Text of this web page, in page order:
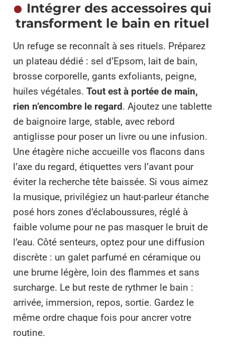
Intégrer des accessoires qui
transforment le bain en rituel
Un refuge se reconnaît à ses rituels. Préparez
un plateau dédié : sel d’Epsom, lait de bain,
brosse corporelle, gants exfoliants, peigne,
huiles végétales. Tout est à portée de main,
rien n’encombre le regard. Ajoutez une tablette
de baignoire large, stable, avec rebord
antiglisse pour poser un livre ou une infusion.
Une étagère niche accueille vos flacons dans
l’axe du regard, étiquettes vers l’avant pour
éviter la recherche tête baissée. Si vous aimez
la musique, privilégiez un haut-parleur étanche
posé hors zones d’éclaboussures, réglé à
faible volume pour ne pas masquer le bruit de
l’eau. Côté senteurs, optez pour une diffusion
discrète : un galet parfumé en céramique ou
une brume légère, loin des flammes et sans
surcharge. Le but reste de rythmer le bain :
arrivée, immersion, repos, sortie. Gardez le
même ordre chaque fois pour ancrer votre
routine.